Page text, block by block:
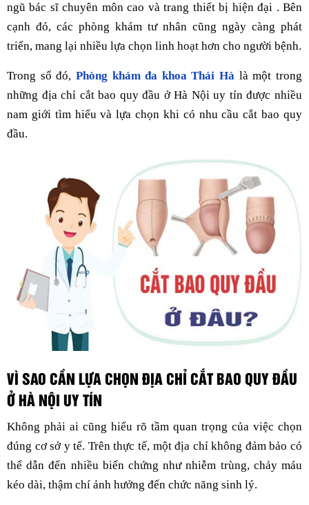
ngũ bác sĩ chuyên môn cao và trang thiết bị hiện đại . Bên
cạnh đó, các phòng khám tư nhân cũng ngày càng phát
triển, mang lại nhiều lựa chọn linh hoạt hơn cho người bệnh.
Trong số đó, Phòng khám đa khoa Thái Hà là một trong
những địa chỉ cắt bao quy đầu ở Hà Nội uy tín được nhiều
nam giới tìm hiểu và lựa chọn khi có nhu cầu cắt bao quy
đầu.
VÌ SAO CẦN LỰA CHỌN ĐỊA CHỈ CẮT BAO QUY ĐẦU
Ở HÀ NỘI UY TÍN
Không phải ai cũng hiểu rõ tầm quan trọng của việc chọn
đúng cơ sở y tế. Trên thực tế, một địa chỉ không đảm bảo có
thể dẫn đến nhiều biến chứng như nhiễm trùng, chảy máu
kéo dài, thậm chí ảnh hưởng đến chức năng sinh lý.